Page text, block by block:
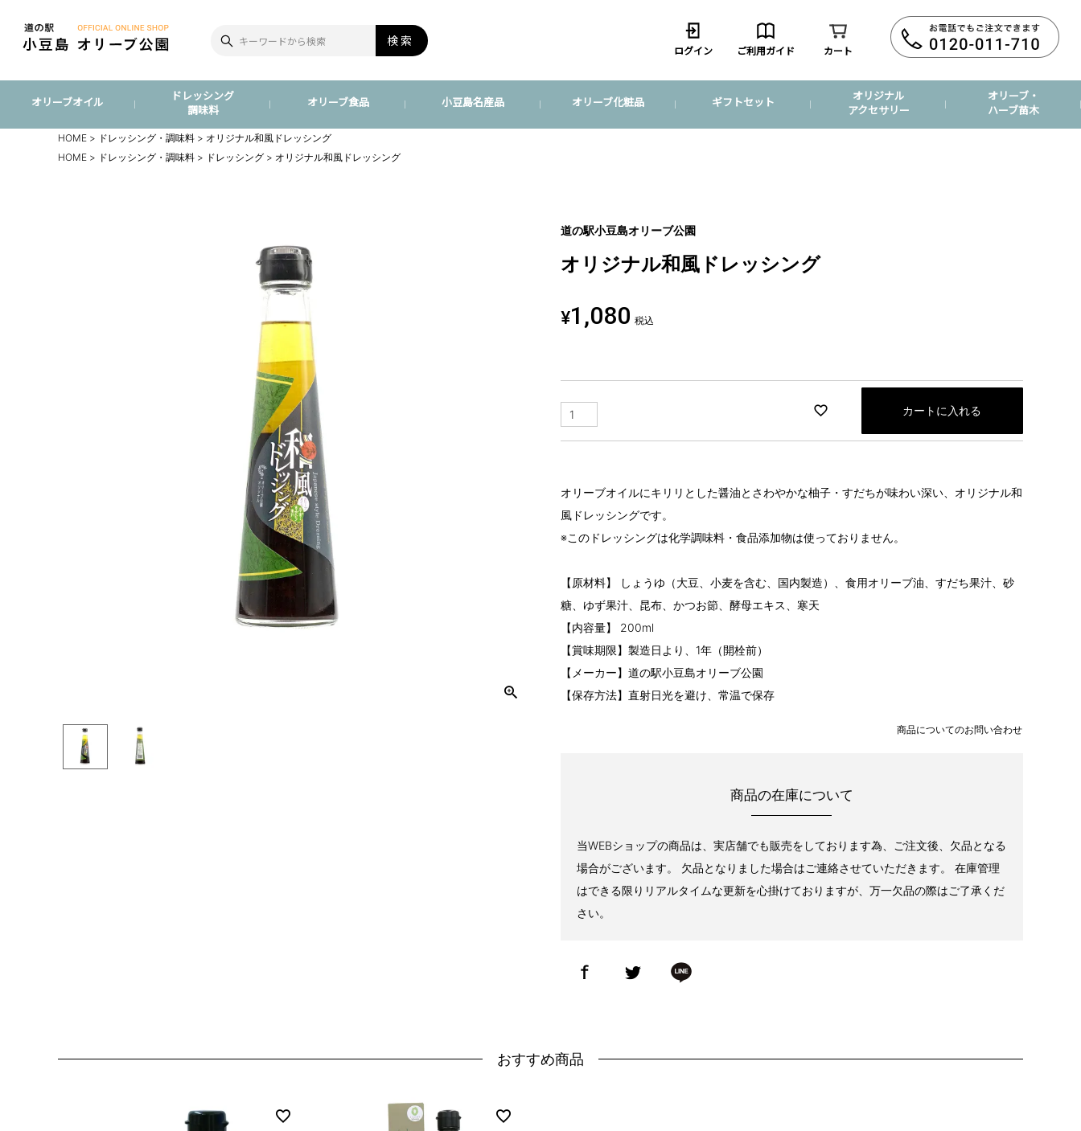
検索
ログイン ご利用ガイド カート
オリーブオイル
ドレッシング
調味料
オリーブ食品 小豆島名産品 オリーブ化粧品 ギフトセット
オリジナル
アクセサリー
オリーブ・
ハーブ苗木
HOME ドレッシング・調味料
オリジナル和風ドレッシング
HOME
ドレッシング・調味料 ドレッシング オリジナル和風ドレッシング
道の駅小豆島オリーブ公園
オリジナル和風ドレッシング
¥1,080 税込
カートに入れる
オリーブオイルにキリリとした醤油とさわやかな柚子・すだちが味わい深い、オリジナル和
風ドレッシングです。
※このドレッシングは化学調味料・食品添加物は使っておりません。
【原材料】 しょうゆ（大豆、小麦を含む、国内製造）、食用オリーブ油、すだち果汁、砂
糖、ゆず果汁、昆布、かつお節、酵母エキス、寒天
【内容量】 200ml
【賞味期限】製造日より、1年（開栓前）
【メーカー】道の駅小豆島オリーブ公園
【保存方法】直射日光を避け、常温で保存
商品についてのお問い合わせ
商品の在庫について
当WEBショップの商品は、実店舗でも販売をしております為、ご注文後、欠品となる
場合がございます。 欠品となりました場合はご連絡させていただきます。 在庫管理
はできる限りリアルタイムな更新を心掛けておりますが、万一欠品の際はご了承くだ
さい。
おすすめ商品